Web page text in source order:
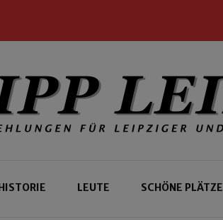
LEUTE SCHÖNE PLÄTZE